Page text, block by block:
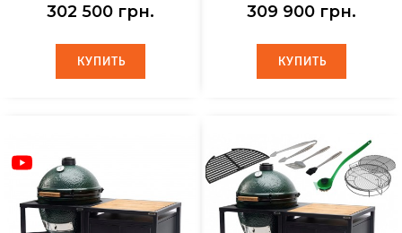
302 500 грн.
КУПИТЬ
КУПИТЬ
309 900 грн.
КУПИТЬ
КУПИТЬ